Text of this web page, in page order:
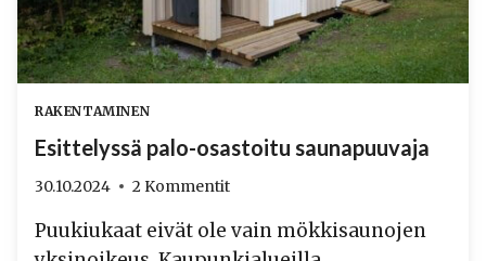
RAKENTAMINEN
Esittelyssä palo-osastoitu saunapuuvaja
30.10.2024 2 Kommentit
Puukiukaat eivät ole vain mökkisaunojen